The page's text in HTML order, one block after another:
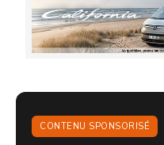
CONTENU SPONSORISÉ